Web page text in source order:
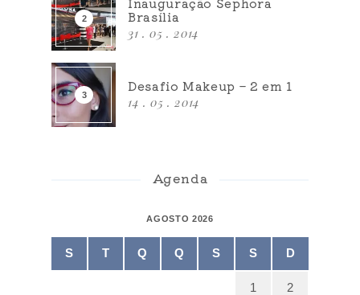
Brasília
31 . 05 . 2014
Desafio Makeup – 2 em 1
14 . 05 . 2014
Agenda
AGOSTO 2026
S T Q Q S S D
1 2